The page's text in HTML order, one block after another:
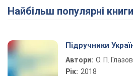
Найбільш популярні книги
Підручники
Автори: О. П.
Рік: 2018